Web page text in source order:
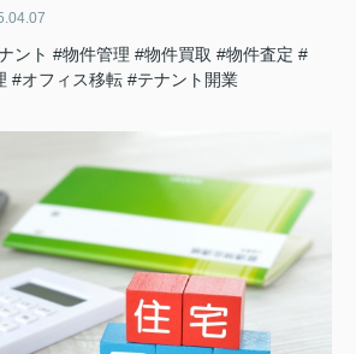
ント #物件管理 #物件買取 #物件査定 #
#オフィス移転 #テナント開業